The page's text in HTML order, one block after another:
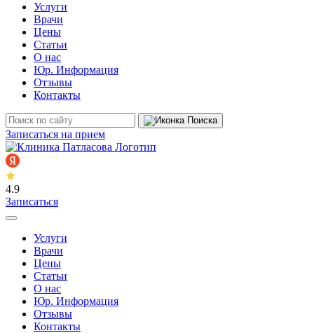
Услуги
Врачи
Цены
Статьи
О нас
Юр. Информация
Отзывы
Контакты
Записаться на прием
4.9
Записаться
Услуги
Врачи
Цены
Статьи
О нас
Юр. Информация
Отзывы
Контакты